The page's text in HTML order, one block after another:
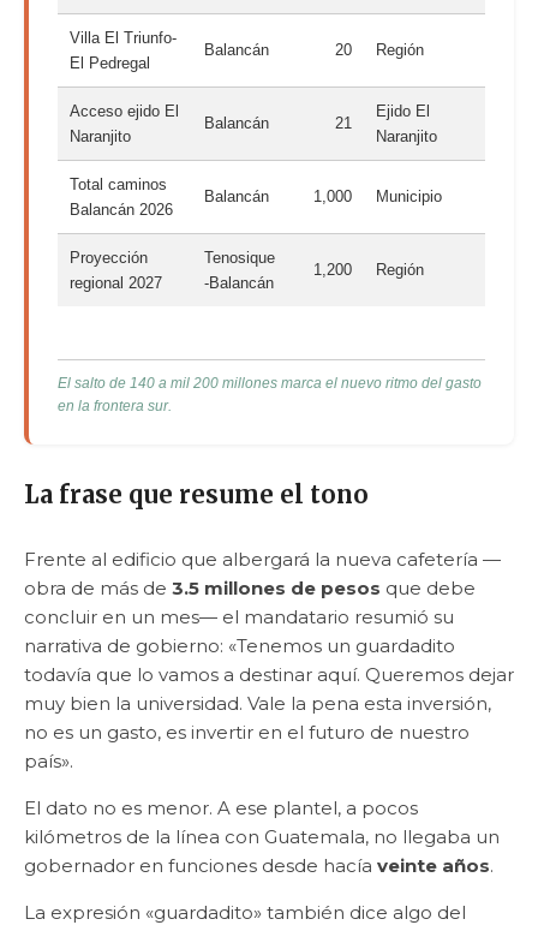
Villa El Triunfo-
El Pedregal
Balancán 20 Región
Acceso ejido El
Naranjito
Balancán 21
Ejido El
Naranjito
Total caminos
Balancán 2026
Balancán 1,000 Municipio
Proyección
regional 2027
Tenosique
-Balancán
1,200 Región
El salto de 140 a mil 200 millones marca el nuevo ritmo del gasto
en la frontera sur.
La frase que resume el tono
Frente al edificio que albergará la nueva cafetería —
obra de más de 3.5 millones de pesos que debe
concluir en un mes— el mandatario resumió su
narrativa de gobierno: «Tenemos un guardadito
todavía que lo vamos a destinar aquí. Queremos dejar
muy bien la universidad. Vale la pena esta inversión,
no es un gasto, es invertir en el futuro de nuestro
país».
El dato no es menor. A ese plantel, a pocos
kilómetros de la línea con Guatemala, no llegaba un
gobernador en funciones desde hacía veinte años.
La expresión «guardadito» también dice algo del